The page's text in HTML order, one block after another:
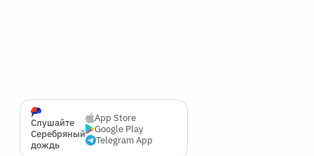
Слушайте
Серебряный
дождь
App Store
Google Play
Telegram App